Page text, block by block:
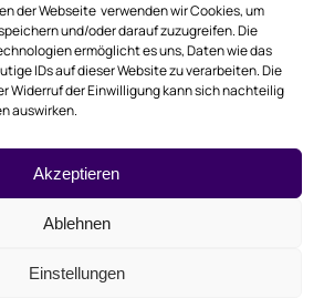
der Webseite verwenden wir Cookies, um
und/oder darauf zuzugreifen. Die
ermöglicht es uns, Daten wie das
IDs auf dieser Website zu verarbeiten. Die
Widerruf der Einwilligung kann sich nachteilig
auswirken.
Akzeptieren
Ablehnen
Einstellungen